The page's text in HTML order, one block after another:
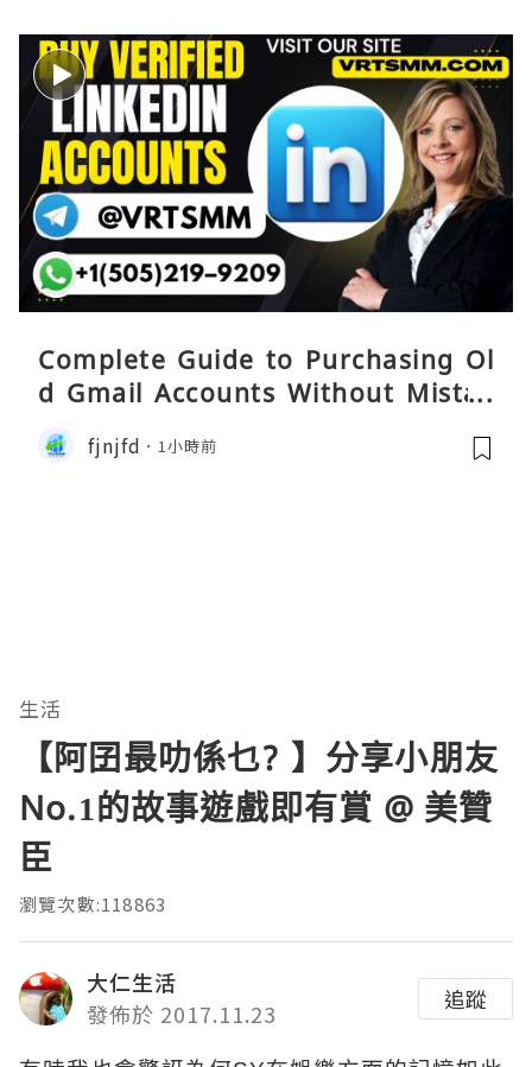
Complete Guide to Purchasing Ol
d Gmail Accounts Without Mistak
es
fjnjfd 1小時前
生活
【阿囝最叻係乜? 】分享小朋友
No.1的故事遊戲即有賞 @ 美贊
臣
瀏覽次數:118863
大仁生活
發佈於 2017.11.23
追蹤